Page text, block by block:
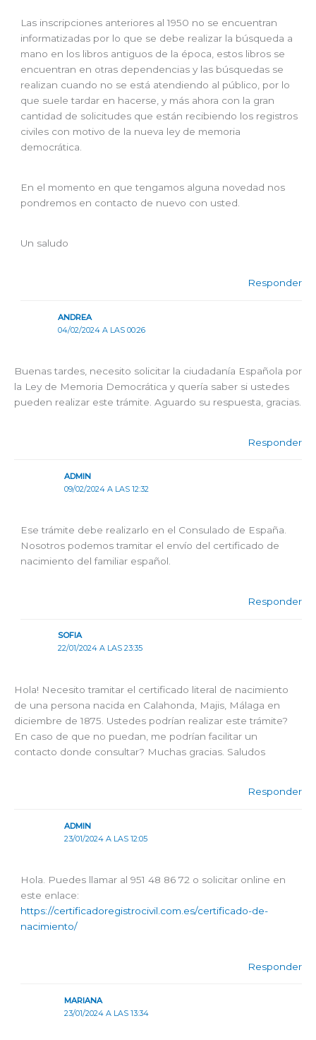
Las inscripciones anteriores al 1950 no se encuentran
informatizadas por lo que se debe realizar la búsqueda a
mano en los libros antiguos de la época, estos libros se
encuentran en otras dependencias y las búsquedas se
realizan cuando no se está atendiendo al público, por lo
que suele tardar en hacerse, y más ahora con la gran
cantidad de solicitudes que están recibiendo los registros
civiles con motivo de la nueva ley de memoria
democrática.
En el momento en que tengamos alguna novedad nos
pondremos en contacto de nuevo con usted.
Un saludo
Responder
ANDREA
04/02/2024 A LAS 00:26
Buenas tardes, necesito solicitar la ciudadanía Española por
la Ley de Memoria Democrática y quería saber si ustedes
pueden realizar este trámite. Aguardo su respuesta, gracias.
Responder
ADMIN
09/02/2024 A LAS 12:32
Ese trámite debe realizarlo en el Consulado de España.
Nosotros podemos tramitar el envío del certificado de
nacimiento del familiar español.
Responder
SOFIA
22/01/2024 A LAS 23:35
Hola! Necesito tramitar el certificado literal de nacimiento
de una persona nacida en Calahonda, Majis, Málaga en
diciembre de 1875. Ustedes podrían realizar este trámite?
En caso de que no puedan, me podrían facilitar un
contacto donde consultar? Muchas gracias. Saludos
Responder
ADMIN
23/01/2024 A LAS 12:05
Hola. Puedes llamar al 951 48 86 72 o solicitar online en
este enlace:
https://certificadoregistrocivil.com.es/certificado-de-
nacimiento/
Responder
MARIANA
23/01/2024 A LAS 13:34